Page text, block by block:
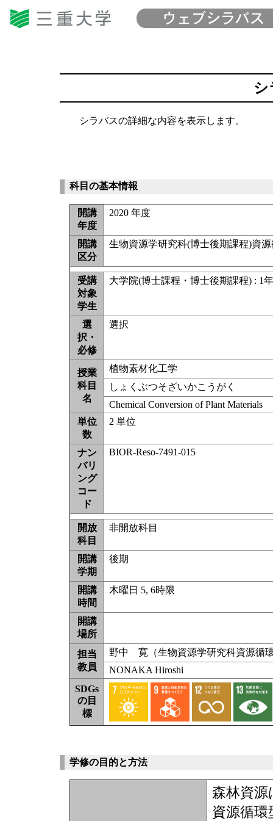
シ
シラバスの詳細な内容を表示します。
科目の基本情報
開講
年度
2020 年度
開講
区分
生物資源学研究科(博士後期課程)資
受講
対象
学生
大学院(博士課程・博士後期課程) : 1
選
択・
必修
選択
授業
科目
名
植物素材化工学
しょくぶつそざいかこうがく
Chemical Conversion of Plant Materials
単位
数
2 単位
ナン
バリ
ング
コー
ド
BIOR-Reso-7491-015
開放
科目
非開放科目
開講
学期
後期
開講
時間
木曜日 5, 6時限
開講
場所
担当
教員
野中 寛（生物資源学研究科資源循
NONAKA Hiroshi
SDGs
の目
標
学修の目的と方法
森林資
資源循